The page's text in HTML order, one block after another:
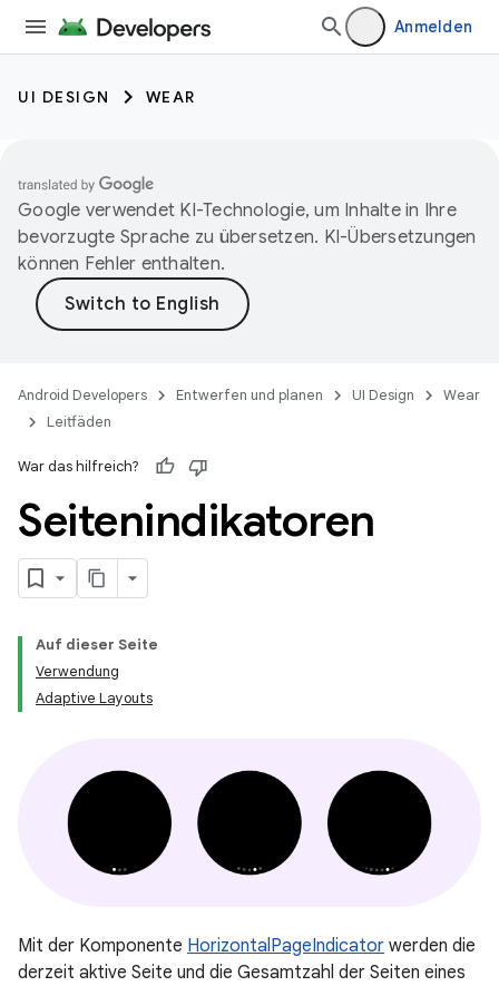
Anmelden
UI DESIGN WEAR
Google verwendet KI-Technologie, um Inhalte in Ihre
bevorzugte Sprache zu übersetzen. KI-Übersetzungen
können Fehler enthalten.
Android Developers Entwerfen und planen UI Design
Wear
Leitfäden
War das hilfreich?
Seitenindikatoren
Auf dieser Seite
Verwendung
Adaptive Layouts
Mit der Komponente HorizontalPageIndicator werden die
derzeit aktive Seite und die Gesamtzahl der Seiten eines